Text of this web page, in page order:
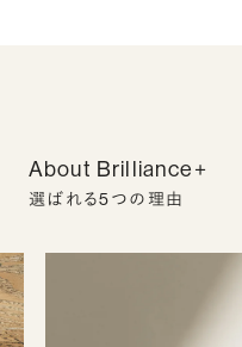
About Brilliance+
選ばれる5つの理由